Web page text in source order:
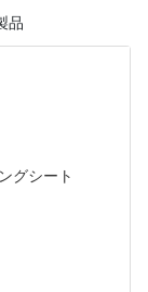
います。 同社
品質の製品を提
セラミックの優
品